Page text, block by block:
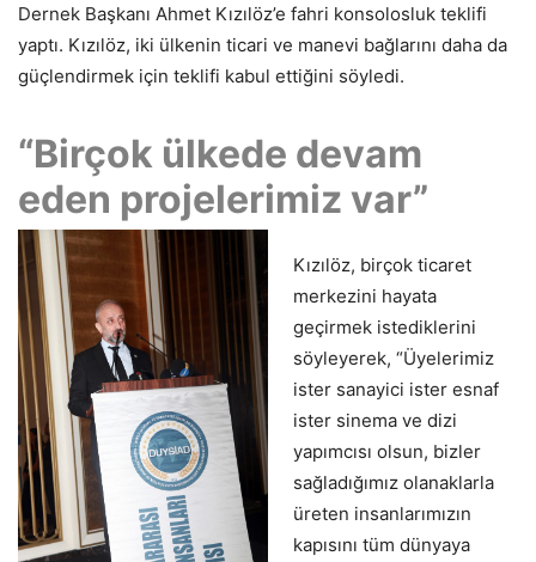
Dernek Başkanı Ahmet Kızılöz’e fahri konsolosluk teklifi
yaptı. Kızılöz, iki ülkenin ticari ve manevi bağlarını daha da
güçlendirmek için teklifi kabul ettiğini söyledi.
“Birçok ülkede devam
eden projelerimiz var”
Kızılöz, birçok ticaret
merkezini hayata
geçirmek istediklerini
söyleyerek, “Üyelerimiz
ister sanayici ister esnaf
ister sinema ve dizi
yapımcısı olsun, bizler
sağladığımız olanaklarla
üreten insanlarımızın
kapısını tüm dünyaya